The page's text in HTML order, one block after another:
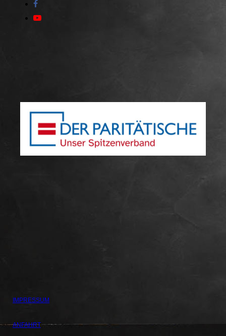
IMPRESSUM
ANFAHRT